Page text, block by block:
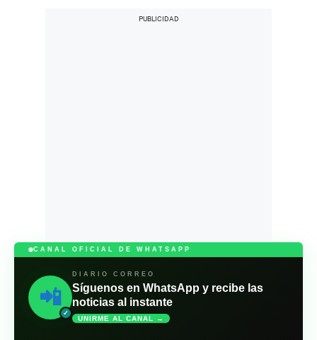
CANAL OFICIAL DE WHATSAPP
📲
✓
DIARIO CORREO
Síguenos en WhatsApp y recibe las
noticias al instante
UNIRME AL CANAL →